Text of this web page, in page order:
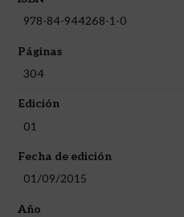
978-84-944268-1-0
Páginas
304
Edición
01
Fecha de edición
01/09/2015
Año